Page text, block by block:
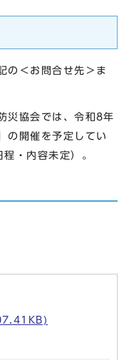
の＜お問合せ先＞ま
災協会では、令和8年
の開催を予定してい
・内容未定）。